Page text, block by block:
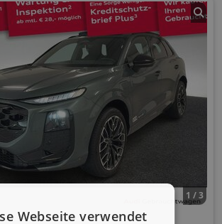
1 / 3
Webseite verwendet